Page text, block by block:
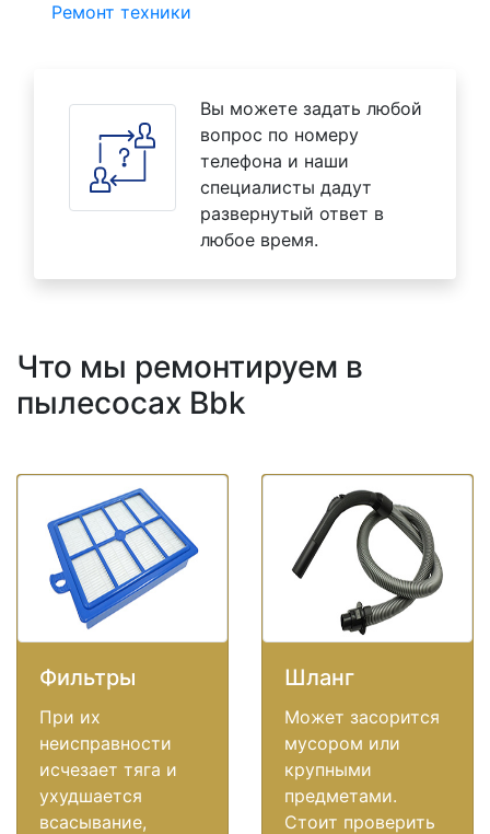
Ремонт техники
Вы можете задать любой
вопрос по номеру
телефона и наши
специалисты дадут
развернутый ответ в
любое время.
Что мы ремонтируем в
пылесосах Bbk
Фильтры
При их
неисправности
исчезает тяга и
ухудшается
всасывание,
Шланг
Может засорится
мусором или
крупными
предметами.
Стоит проверить